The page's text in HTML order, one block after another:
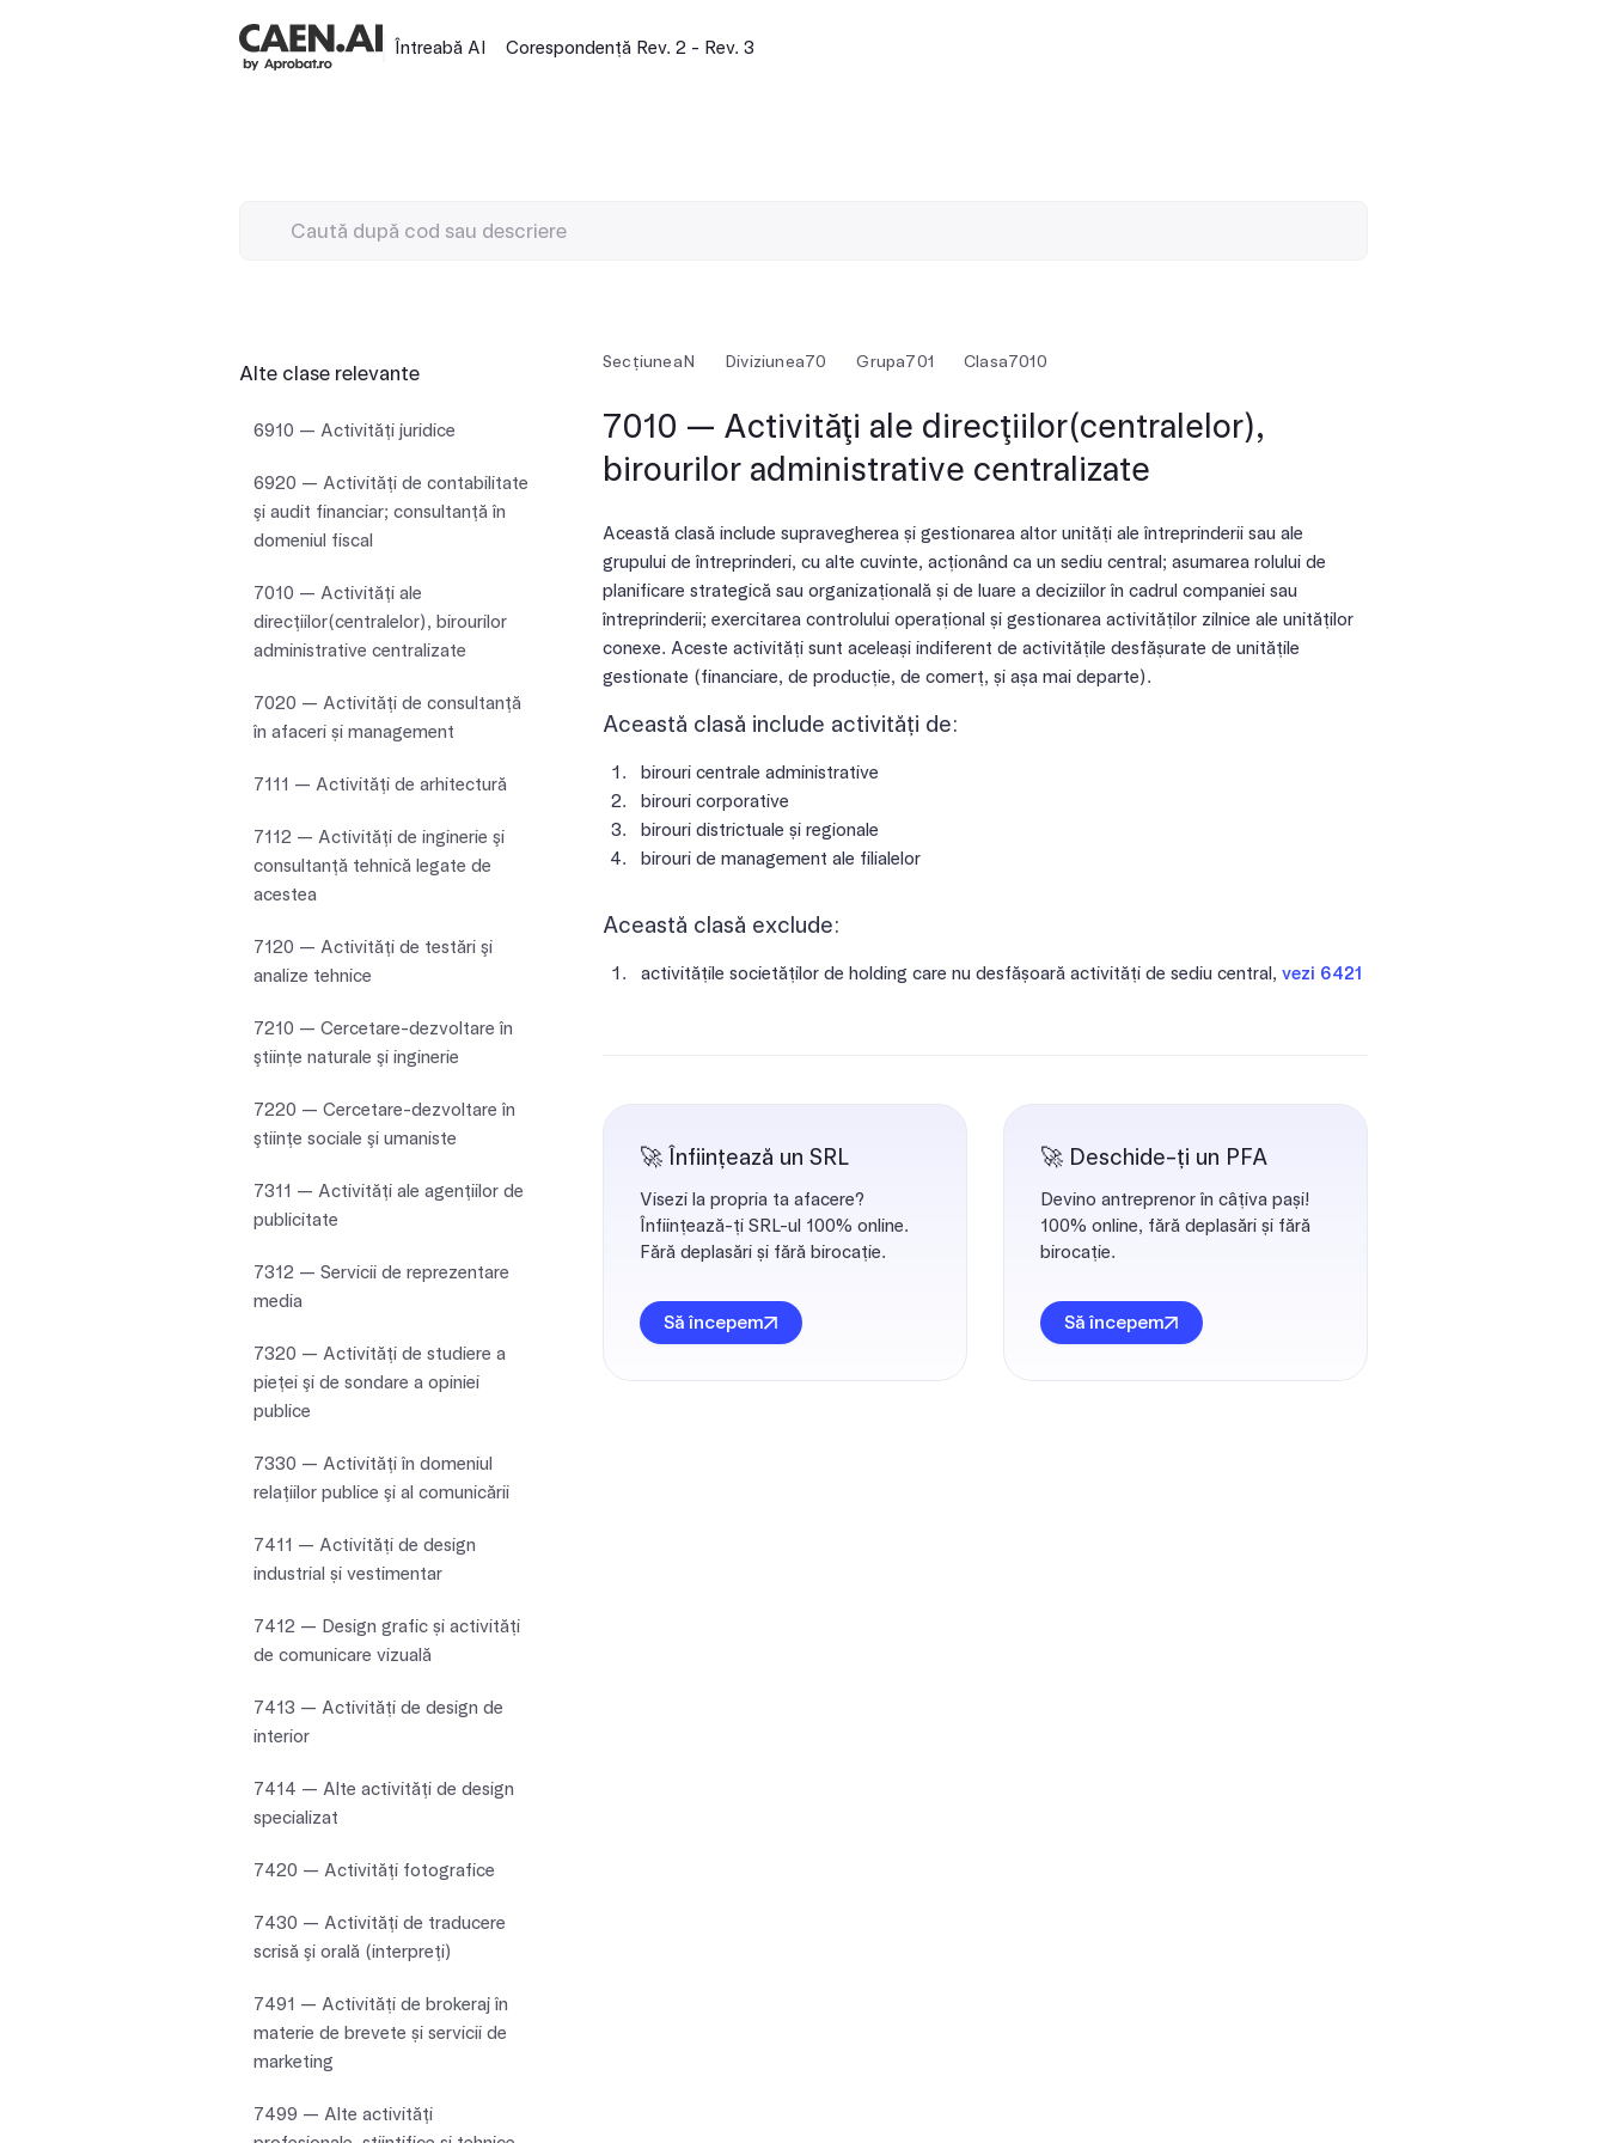
Întreabă AI Corespondență Rev. 2 - Rev. 3
Alte clase relevante
6910 — Activităţi juridice
6920 — Activităţi de contabilitate
şi audit financiar; consultanţă în
domeniul fiscal
7010 — Activităţi ale
direcţiilor(centralelor), birourilor
administrative centralizate
7020 — Activităţi de consultanţă
în afaceri și management
7111 — Activităţi de arhitectură
7112 — Activităţi de inginerie şi
consultanţă tehnică legate de
acestea
7120 — Activităţi de testări şi
analize tehnice
7210 — Cercetare-dezvoltare în
ştiinţe naturale şi inginerie
7220 — Cercetare-dezvoltare în
ştiinţe sociale şi umaniste
7311 — Activităţi ale agenţiilor de
publicitate
7312 — Servicii de reprezentare
media
7320 — Activităţi de studiere a
pieţei şi de sondare a opiniei
publice
7330 — Activităţi în domeniul
relaţiilor publice şi al comunicării
7411 — Activități de design
industrial și vestimentar
7412 — Design grafic și activități
de comunicare vizuală
7413 — Activități de design de
interior
7414 — Alte activităţi de design
specializat
7420 — Activităţi fotografice
7430 — Activităţi de traducere
scrisă şi orală (interpreţi)
7491 — Activități de brokeraj în
materie de brevete și servicii de
marketing
7499 — Alte activităţi
SecțiuneaN Diviziunea70 Grupa701 Clasa7010
7010 — Activităţi ale direcţiilor(centralelor),
birourilor administrative centralizate
Această clasă include supravegherea și gestionarea altor unități ale întreprinderii sau ale
grupului de întreprinderi, cu alte cuvinte, acționând ca un sediu central; asumarea rolului de
planificare strategică sau organizațională și de luare a deciziilor în cadrul companiei sau
întreprinderii; exercitarea controlului operațional și gestionarea activităților zilnice ale unităților
conexe. Aceste activități sunt aceleași indiferent de activitățile desfășurate de unitățile
gestionate (financiare, de producție, de comerț, și așa mai departe).
Această clasă include activități de:
birouri centrale administrative
birouri corporative
birouri districtuale și regionale
birouri de management ale filialelor
Această clasă exclude:
activitățile societăților de holding care nu desfășoară activități de sediu central, vezi 6421
🚀 Înființează un SRL
Visezi la propria ta afacere?
Înființează-ți SRL-ul 100% online.
Fără deplasări și fără birocație.
Să începem
🚀 Deschide-ți un PFA
Devino antreprenor în câțiva pași!
100% online, fără deplasări și fără
birocație.
Să începem